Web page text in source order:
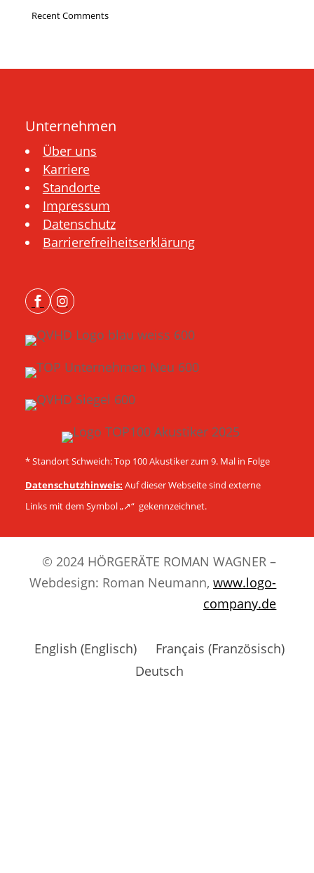
Recent Comments
Unternehmen
Über uns
Karriere
Standorte
Impressum
Datenschutz
Barrierefreiheitserklärung
 
* Standort Schweich: Top 100 Akustiker zum 9. Mal in Folge
Datenschutzhinweis: Auf dieser Webseite sind externe
Links mit dem Symbol „↗︎“ gekennzeichnet.
© 2024 HÖRGERÄTE ROMAN WAGNER –
Webdesign: Roman Neumann,www.logo-
company.de
English (Englisch) Français (Französisch)
Deutsch